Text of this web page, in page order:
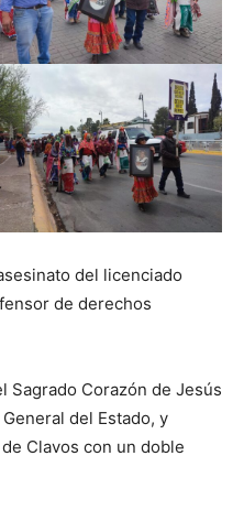
del licenciado
de derechos
Sagrado Corazón de Jesús
del Estado, y
Clavos con un doble